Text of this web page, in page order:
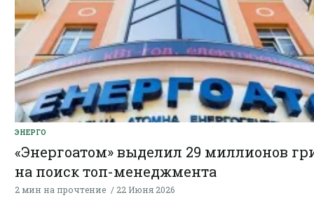
ЭНЕРГО
«Энергоатом» выделил 29 миллионов
на поиск топ-менеджмента
2 мин на прочтение 22 Июня 2026